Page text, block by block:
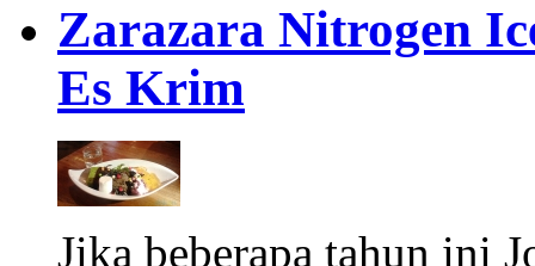
Zarazara Nitrogen
Es Krim
Jika beberapa tahun ini